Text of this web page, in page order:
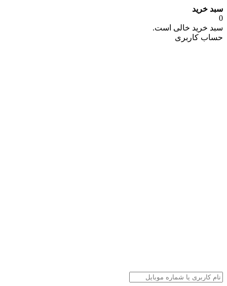
سبد خرید
0
سبد خرید خالی است.
حساب کاربری